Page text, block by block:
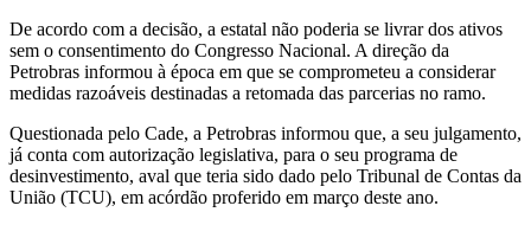
De acordo com a decisão, a estatal não poderia se livrar dos ativos
sem o consentimento do Congresso Nacional. A direção da
Petrobras informou à época em que se comprometeu a considerar
medidas razoáveis destinadas a retomada das parcerias no ramo.
Questionada pelo Cade, a Petrobras informou que, a seu julgamento,
já conta com autorização legislativa, para o seu programa de
desinvestimento, aval que teria sido dado pelo Tribunal de Contas da
União (TCU), em acórdão proferido em março deste ano.